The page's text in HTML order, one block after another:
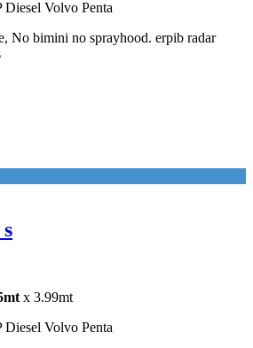
Volvo Penta
No bimini no sprayhood. erpib radar
x 3.99mt
Volvo Penta